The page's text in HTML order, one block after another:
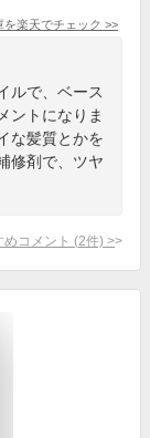
を楽天でチェック >>
ルで、ベース
ントになりま
な髪質とかを
修剤で、ツヤ
コメント (2件) >